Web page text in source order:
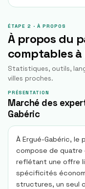
ÉTAPE 2 · À PROPOS
À propos du
comptables à
Statistiques, outils,
villes proches.
PRÉSENTATION
Marché des
Gabéric
À Ergué-Gabéric,
compose de quatre
reflétant une offre
spécificités
structures, un seul